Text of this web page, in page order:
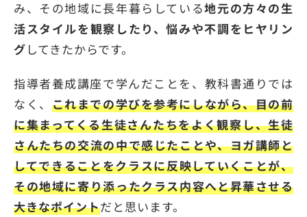
み、その地域に長年暮らしている地元の方々の生
活スタイルを観察したり、悩みや不調をヒヤリン
グ してきたからです。
指導者養成講座で学んだことを、教科書通りでは
なく、 これまでの学びを参考にしながら、目の前
に集まってくる生徒さんたちをよく観察し、生徒
さんたちの交流の中で感じたことや、ヨガ講師と
してできることをクラスに反映していくことが、
その地域に寄り添ったクラス内容へと昇華させる
大きなポイントだと思います。